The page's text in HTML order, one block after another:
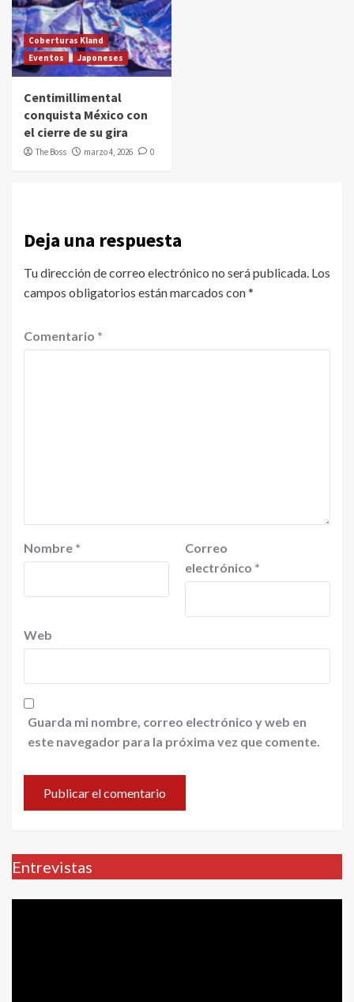
Coberturas Kland
Eventos
Japoneses
Centimillimental
conquista México con
el cierre de su gira
The Boss marzo 4, 2026 0
Deja una respuesta
Tu dirección de correo electrónico no será publicada. Los
campos obligatorios están marcados con*
Comentario *
Nombre *
Correo
electrónico *
Web
Guarda mi nombre, correo electrónico y web en
este navegador para la próxima vez que comente.
Entrevistas